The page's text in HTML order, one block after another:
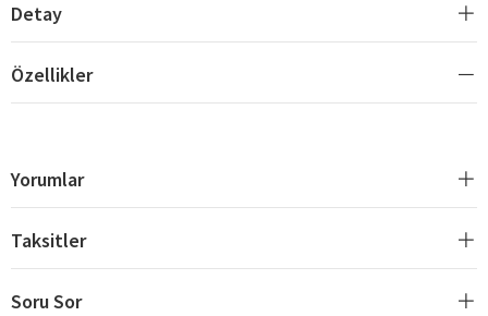
Detay
Özellikler
Yorumlar
Taksitler
Soru Sor